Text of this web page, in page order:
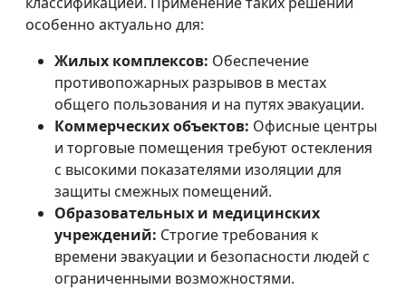
особенно актуально для:
Жилых комплексов: Обеспечение
противопожарных разрывов в местах
общего пользования и на путях эвакуации.
Коммерческих объектов: Офисные центры
и торговые помещения требуют остекления
с высокими показателями изоляции для
защиты смежных помещений.
Образовательных и медицинских
учреждений: Строгие требования к
времени эвакуации и безопасности людей с
ограниченными возможностями.